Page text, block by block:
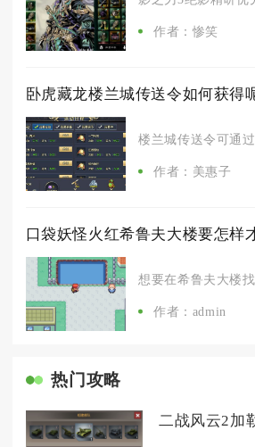
作者：惨笑
卧虎藏龙楼兰城传送令如何获得
楼兰城传送令可通
作者：美惠子
想要在希鲁夫大楼
作者：admin
热门攻略